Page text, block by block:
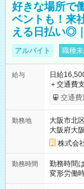
好きな場所で
ベントも！来
える日払い◎
アルバイト 職種
給与
日給
＋交通費支給 ★交通費全額支給！ ★日払いOK！
働いたそ
交通費
勤務地
大阪市北区
大阪府大
株式会
勤務時間
勤務時間
変形労働時間制
00～20：